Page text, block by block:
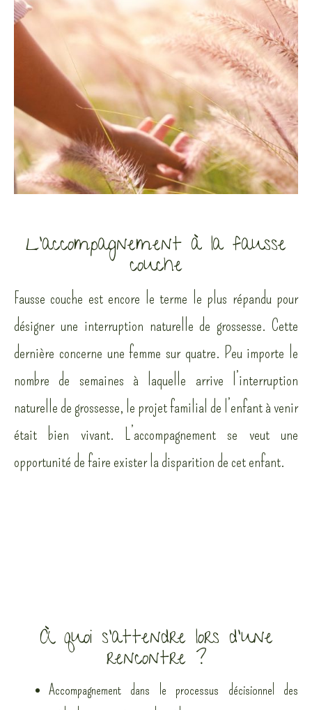
L'accompagnement à la fausse
couche
Fausse couche est encore le terme le plus répandu pour
désigner une interruption naturelle de grossesse. Cette
dernière concerne une femme sur quatre. Peu importe le
nombre de semaines à laquelle arrive l’interruption
naturelle de grossesse, le projet familial de l’enfant à venir
était bien vivant. L’accompagnement se veut une
opportunité de faire exister la disparition de cet enfant.
À quoi s'attendre lors d'une
rencontre ?
Accompagnement dans le processus décisionnel des